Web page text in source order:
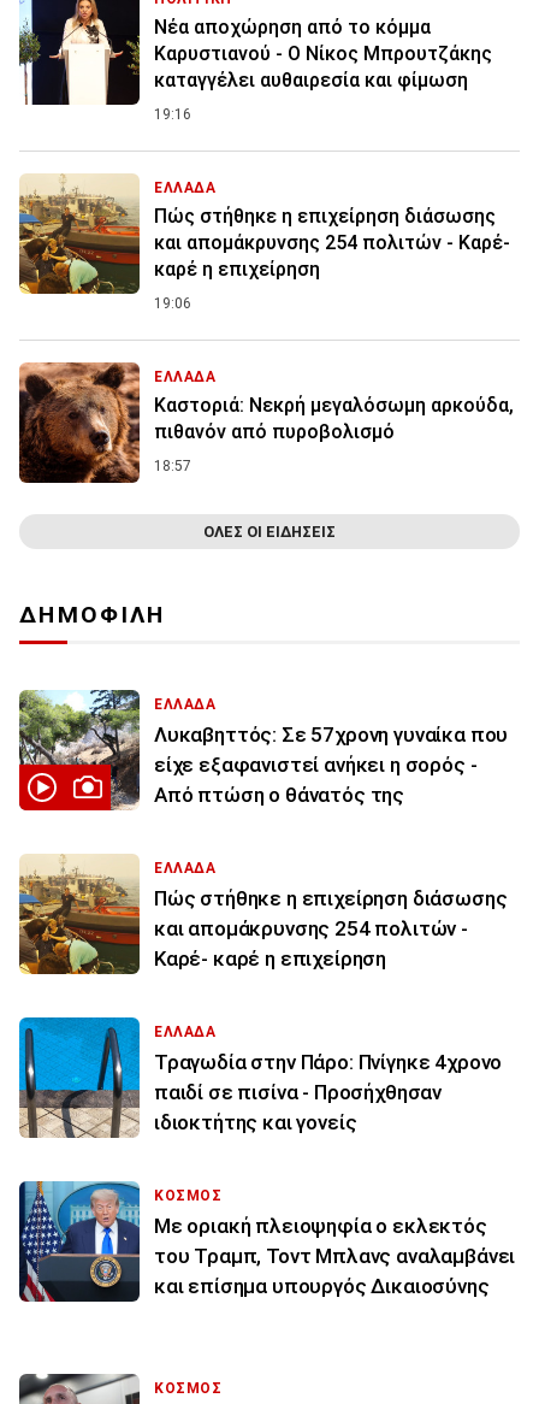
Νέα αποχώρηση από το κόμμα
Καρυστιανού - Ο Νίκος Μπρουτζάκης
καταγγέλει αυθαιρεσία και φίμωση
19:16
ΕΛΛΑΔΑ
Πώς στήθηκε η επιχείρηση διάσωσης
και απομάκρυνσης 254 πολιτών - Καρέ-
καρέ η επιχείρηση
19:06
ΕΛΛΑΔΑ
Καστοριά: Νεκρή μεγαλόσωμη αρκούδα,
πιθανόν από πυροβολισμό
18:57
ΟΛΕΣ ΟΙ ΕΙΔΗΣΕΙΣ
ΔΗΜΟΦΙΛΗ
ΕΛΛΑΔΑ
Λυκαβηττός: Σε 57χρονη γυναίκα που
είχε εξαφανιστεί ανήκει η σορός -
Από πτώση ο θάνατός της
ΕΛΛΑΔΑ
Πώς στήθηκε η επιχείρηση διάσωσης
και απομάκρυνσης 254 πολιτών -
Καρέ- καρέ η επιχείρηση
ΕΛΛΑΔΑ
Τραγωδία στην Πάρο: Πνίγηκε 4χρονο
παιδί σε πισίνα - Προσήχθησαν
ιδιοκτήτης και γονείς
ΚΟΣΜΟΣ
Με οριακή πλειοψηφία ο εκλεκτός
του Τραμπ, Τοντ Μπλανς αναλαμβάνει
και επίσημα υπουργός Δικαιοσύνης
ΚΟΣΜΟΣ